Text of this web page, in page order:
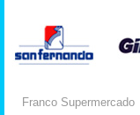
Franco Supermercado